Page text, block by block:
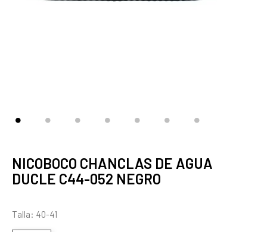
NICOBOCO CHANCLAS DE AGUA
DUCLE C44-052 NEGRO
Talla: 40-41